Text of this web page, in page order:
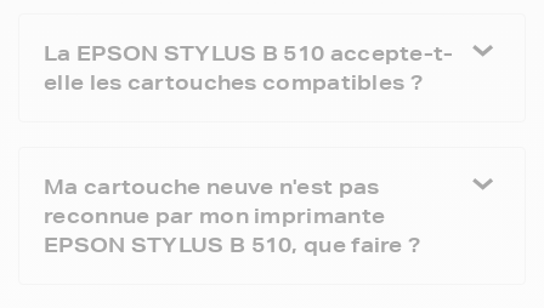
La EPSON STYLUS B 510 accepte-t-
elle les cartouches compatibles ?
Ma cartouche neuve n'est pas
reconnue par mon imprimante
EPSON STYLUS B 510, que faire ?